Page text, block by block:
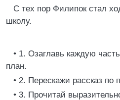
С тех пор Филипок стал
школу.
• 1. Озаглавь каждую
план.
• 2. Перескажи рассказ по
• 3. Прочитай